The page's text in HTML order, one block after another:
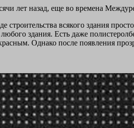
лет назад, еще во времена
всякого здания
здания. Есть даже
Однако после появления